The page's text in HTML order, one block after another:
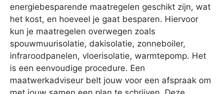
energiebesparende maatregelen geschikt zijn, wat
het kost, en hoeveel je gaat besparen. Hiervoor
kun je maatregelen overwegen zoals
spouwmuurisolatie, dakisolatie, zonneboiler,
infraroodpanelen, vloerisolatie, warmtepomp. Het
is een eenvoudige procedure. Een
maatwerkadviseur belt jouw voor een afspraak om